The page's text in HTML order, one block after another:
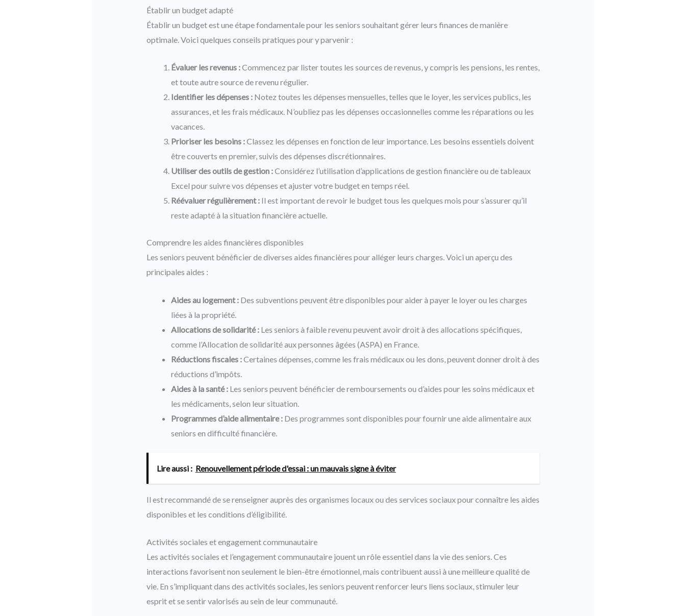
Établir un budget adapté
Établir un budget est une étape fondamentale pour les seniors souhaitant gérer leurs finances de manière
optimale. Voici quelques conseils pratiques pour y parvenir :
Évaluer les revenus :Commencez par lister toutes les sources de revenus, y compris les pensions, les rentes,
et toute autre source de revenu régulier.
Identifier les dépenses :Notez toutes les dépenses mensuelles, telles que le loyer, les services publics, les
assurances, et les frais médicaux. N’oubliez pas les dépenses occasionnelles comme les réparations ou les
vacances.
Prioriser les besoins :Classez les dépenses en fonction de leur importance. Les besoins essentiels doivent
être couverts en premier, suivis des dépenses discrétionnaires.
Utiliser des outils de gestion :Considérez l’utilisation d’applications de gestion financière ou de tableaux
Excel pour suivre vos dépenses et ajuster votre budget en temps réel.
Réévaluer régulièrement :Il est important de revoir le budget tous les quelques mois pour s’assurer qu’il
reste adapté à la situation financière actuelle.
Comprendre les aides financières disponibles
Les seniors peuvent bénéficier de diverses aides financières pour alléger leurs charges. Voici un aperçu des
principales aides :
Aides au logement :Des subventions peuvent être disponibles pour aider à payer le loyer ou les charges
liées à la propriété.
Allocations de solidarité :Les seniors à faible revenu peuvent avoir droit à des allocations spécifiques,
comme l’Allocation de solidarité aux personnes âgées (ASPA) en France.
Réductions fiscales :Certaines dépenses, comme les frais médicaux ou les dons, peuvent donner droit à des
réductions d’impôts.
Aides à la santé :Les seniors peuvent bénéficier de remboursements ou d’aides pour les soins médicaux et
les médicaments, selon leur situation.
Programmes d’aide alimentaire :Des programmes sont disponibles pour fournir une aide alimentaire aux
seniors en difficulté financière.
Lire aussi : Renouvellement période d'essai : un mauvais signe à éviter
Il est recommandé de se renseigner auprès des organismes locaux ou des services sociaux pour connaître les aides
disponibles et les conditions d’éligibilité.
Activités sociales et engagement communautaire
Les activités sociales et l’engagement communautaire jouent un rôle essentiel dans la vie des seniors. Ces
interactions favorisent non seulement le bien-être émotionnel, mais contribuent aussi à une meilleure qualité de
vie. En s’impliquant dans des activités sociales, les seniors peuvent renforcer leurs liens sociaux, stimuler leur
esprit et se sentir valorisés au sein de leur communauté.